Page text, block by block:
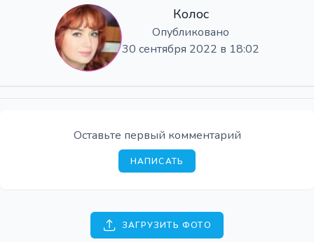
Колос
Опубликовано
30 сентября 2022 в 18:02
Оставьте первый комментарий
НАПИСАТЬ
ЗАГРУЗИТЬ ФОТО